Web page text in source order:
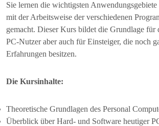
Sie lernen die wichtigsten
mit der Arbeitsweise der verschiedenen
gemacht. Dieser Kurs bildet die Grundlage für
PC-Nutzer aber auch für Einsteiger, die noch
Erfahrungen besitzen.
Die Kursinhalte:
Theoretische Grundlagen des Personal
Überblick über Hard- und Software heutiger